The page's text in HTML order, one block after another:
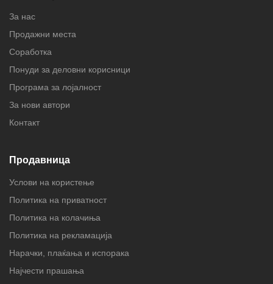
За нас
Продажни места
Соработка
Понуди за деловни корисници
Програма за лојалност
За нови автори
Контакт
Продавница
Услови на користење
Политика на приватност
Политика на колачиња
Политика на рекламација
Нарачки, плаќања и испорака
Најчести прашања